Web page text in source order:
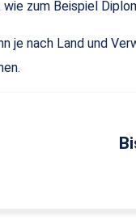
zum Beispiel
je nach Land und